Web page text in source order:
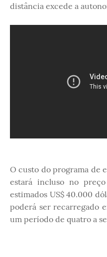
distância excede a
O custo do programa de
estará incluso no
estimados US$ 40.000
poderá ser recarregado
um período de quatro a